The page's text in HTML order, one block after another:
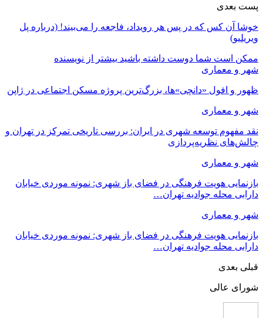
پست بعدی
خوشا آن کس که در پس هر رویداد، فاجعه را می‌بیند! (درباره پل
ویریلیو)
ممکن است شما دوست داشته باشید بیشتر از نویسنده
شهر و معماری
ظهور و افول «دانچی»ها، بزرگ‌ترین پروژه مسکن اجتماعی در ژاپن
شهر و معماری
نقد مفهوم توسعه شهری در ایران: بررسی تاریخی تمرکز در تهران و
چالش‌های نظریه‌پردازی
شهر و معماری
بازنمایی هویت فرهنگی در فضای باز شهری: نمونه موردی خیابان
دارابی محله جوادیه تهران…
شهر و معماری
بازنمایی هویت فرهنگی در فضای باز شهری: نمونه موردی خیابان
دارابی محله جوادیه تهران…
قبلی بعدی
شورای عالی